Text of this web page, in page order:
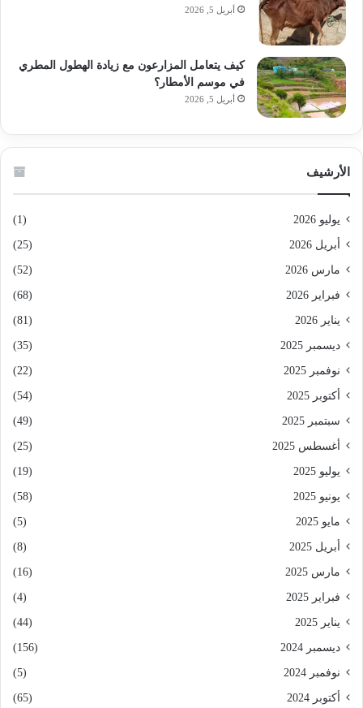
أبريل 5, 2026
كيف يتعامل المزارعون مع زيادة الهطول المطري
في موسم الأمطار؟
أبريل 5, 2026
الأرشيف
يوليو 2026 (1)
أبريل 2026 (25)
مارس 2026 (52)
فبراير 2026 (68)
يناير 2026 (81)
ديسمبر 2025 (35)
نوفمبر 2025 (22)
أكتوبر 2025 (54)
سبتمبر 2025 (49)
أغسطس 2025 (25)
يوليو 2025 (19)
يونيو 2025 (58)
مايو 2025 (5)
أبريل 2025 (8)
مارس 2025 (16)
فبراير 2025 (4)
يناير 2025 (44)
ديسمبر 2024 (156)
نوفمبر 2024 (5)
أكتوبر 2024 (65)